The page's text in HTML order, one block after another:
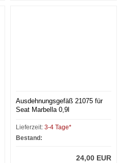
Ausdehnungsgefäß 21075 für
Seat Marbella 0,9l
Lieferzeit: 3-4 Tage*
Bestand:
24,00 EUR